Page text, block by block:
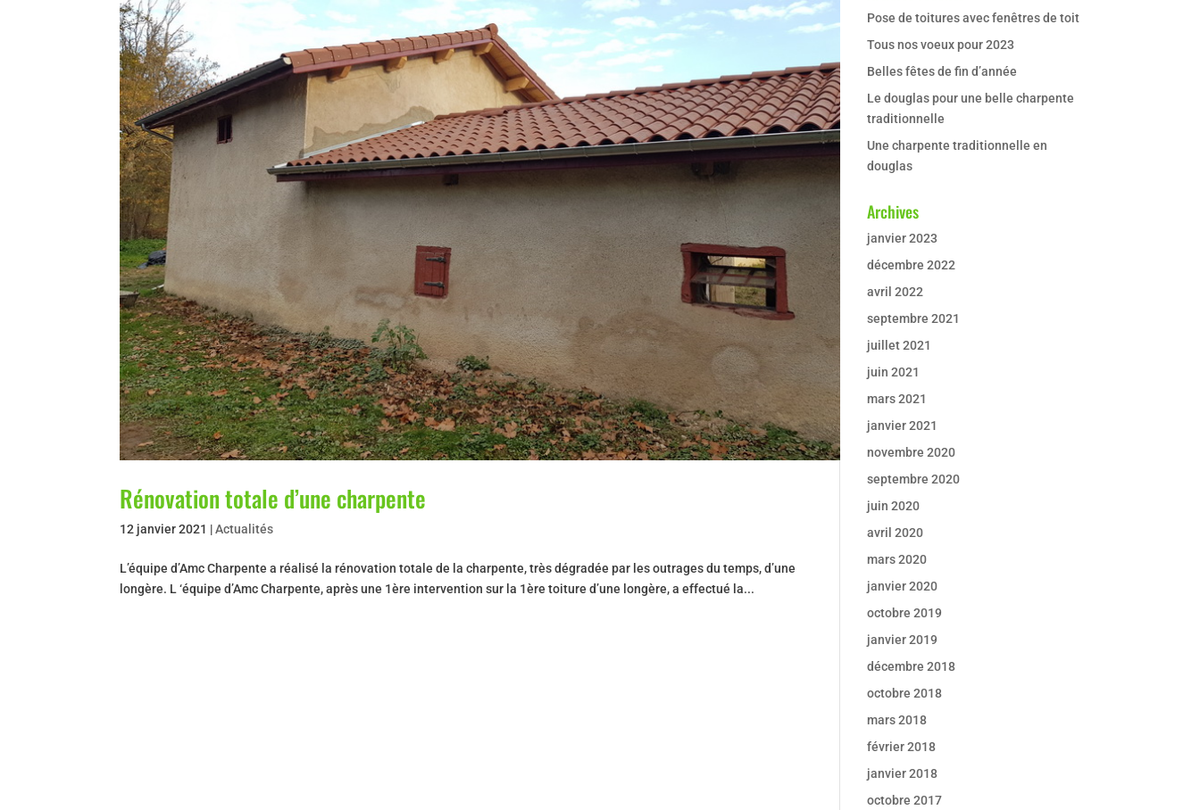
Rénovation totale d’une charpente
12 janvier 2021 |Actualités
L’équipe d’Amc Charpente a réalisé la rénovation totale de la charpente, très dégradée par les outrages du temps, d’une
longère. L ‘équipe d’Amc Charpente, après une 1ère intervention sur la 1ère toiture d’une longère, a effectué la...
Pose de toitures avec fenêtres de toit
Tous nos voeux pour 2023
Belles fêtes de fin d’année
Le douglas pour une belle charpente
traditionnelle
Une charpente traditionnelle en
douglas
Archives
janvier 2023
décembre 2022
avril 2022
septembre 2021
juillet 2021
juin 2021
mars 2021
janvier 2021
novembre 2020
septembre 2020
juin 2020
avril 2020
mars 2020
janvier 2020
octobre 2019
janvier 2019
décembre 2018
octobre 2018
mars 2018
février 2018
janvier 2018
octobre 2017